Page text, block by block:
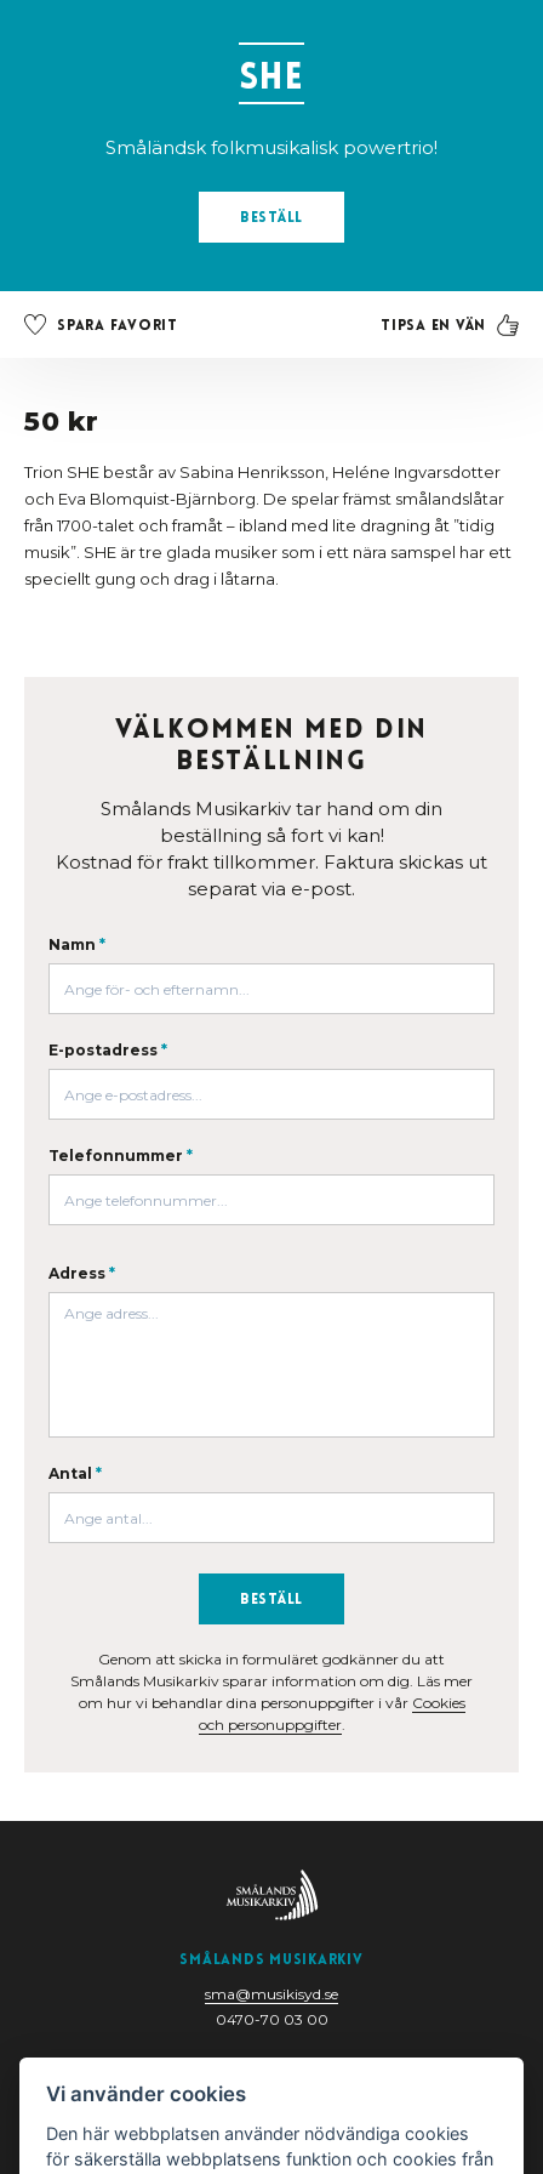
SHE
Småländsk folkmusikalisk powertrio!
Beställ
Spara favorit Tipsa en vän
50 kr
Trion SHE består av Sabina Henriksson, Heléne Ingvarsdotter
och Eva Blomquist-Bjärnborg. De spelar främst smålandslåtar
från 1700-talet och framåt – ibland med lite dragning åt ”tidig
musik”. SHE är tre glada musiker som i ett nära samspel har ett
speciellt gung och drag i låtarna.
Välkommen med din
beställning
Smålands Musikarkiv tar hand om din
beställning så fort vi kan!
Kostnad för frakt tillkommer. Faktura skickas ut
separat via e-post.
Namn *
E-postadress *
Telefonnummer *
Adress *
Antal *
Beställ
Genom att skicka in formuläret godkänner du att
Smålands Musikarkiv sparar information om dig. Läs mer
om hur vi behandlar dina personuppgifter i vår Cookies
och personuppgifter.
Smålands Musikarkiv
sma@musikisyd.se
0470-70 03 00
352 33 Växjö
Vi använder cookies
Den här webbplatsen använder nödvändiga cookies
för säkerställa webbplatsens funktion och cookies från